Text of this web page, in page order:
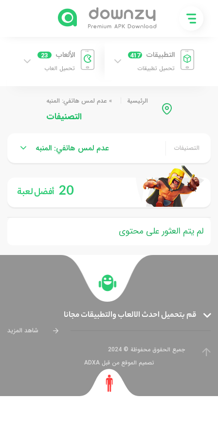
التطبيقات 417
تحميل تطبيقات
الألعاب 23
تحميل العاب
الرئيسية » عدم لمس هاتفي: المنبه
التصنيفات
التصنيفات عدم لمس هاتفي: المنبه
20 أفضل لعبة
لم يتم العثور على محتوى
قم بتحميل احدث الالعاب والتطبيقات مجانا
شاهد المزيد
جميع الحقوق محفوظة © 2024
تصميم الموقع من قبل ADXA